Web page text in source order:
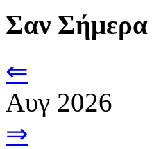
Σαν Σήμερα
⇐
Αυγ 2026
⇒